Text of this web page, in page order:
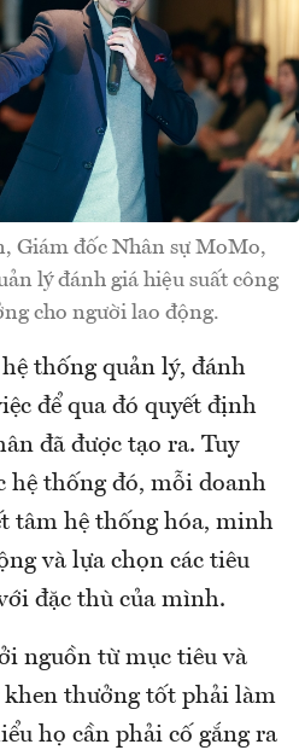
Giám đốc Nhân sự MoMo,
lý đánh giá hiệu suất công
cho người lao động.
thống quản lý, đánh
để qua đó quyết định
đã được tạo ra. Tuy
hệ thống đó, mỗi doanh
tâm hệ thống hóa, minh
và lựa chọn các tiêu
đặc thù của mình.
nguồn từ mục tiêu và
thưởng tốt phải làm
họ cần phải cố gắng ra